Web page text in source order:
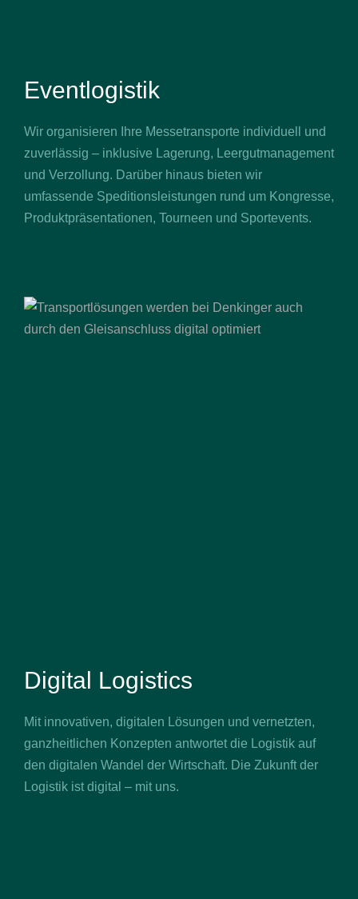
Eventlogistik
Wir organisieren Ihre Messetransporte individuell und
zuverlässig – inklusive Lagerung, Leergutmanagement
und Verzollung. Darüber hinaus bieten wir
umfassende Speditionsleistungen rund um Kongresse,
Produktpräsentationen, Tourneen und Sportevents.
Digital Logistics
Mit innovativen, digitalen Lösungen und vernetzten,
ganzheitlichen Konzepten antwortet die Logistik auf
den digitalen Wandel der Wirtschaft. Die Zukunft der
Logistik ist digital – mit uns.